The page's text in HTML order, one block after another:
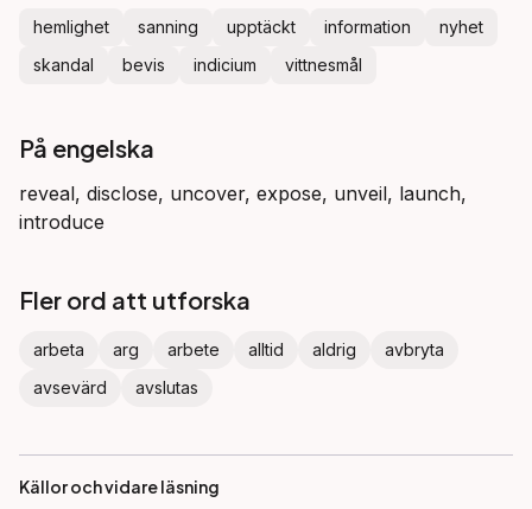
hemlighet sanning upptäckt information
nyhet
skandal
bevis indicium vittnesmål
På engelska
reveal, disclose, uncover, expose, unveil, launch,
introduce
Fler ord att utforska
arbeta arg arbete alltid aldrig
avbryta
avsevärd
avslutas
Källor och vidare läsning